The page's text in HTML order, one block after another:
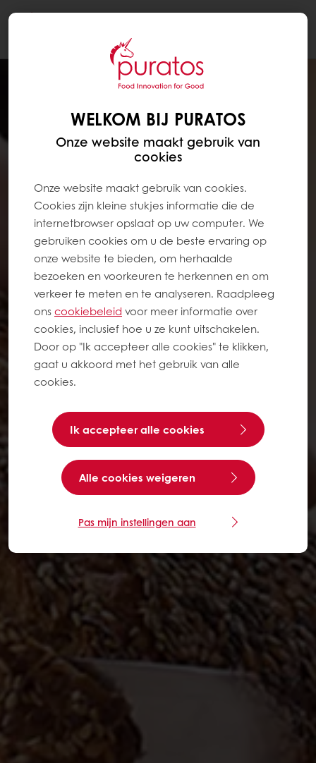
WELKOM BIJ PURATOS
Onze website maakt gebruik van
cookies
Onze website maakt gebruik van cookies.
Cookies zijn kleine stukjes informatie die de
internetbrowser opslaat op uw computer. We
gebruiken cookies om u de beste ervaring op
onze website te bieden, om herhaalde
bezoeken en voorkeuren te herkennen en om
verkeer te meten en te analyseren. Raadpleeg
onscookiebeleid voor meer informatie over
cookies, inclusief hoe u ze kunt uitschakelen.
Door op "Ik accepteer alle cookies" te klikken,
gaat u akkoord met het gebruik van alle
cookies.
Ik accepteer alle cookies
Alle cookies weigeren
Pas mijn instellingen aan